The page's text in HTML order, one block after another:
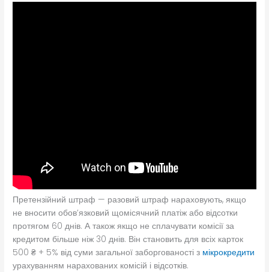
Претензійний штраф — разовий штраф нараховують, якщо
не вносити обов’язковий щомісячний платіж або відсотки
протягом 60 днів. А також якщо не сплачувати комісії за
кредитом більше ніж 30 днів. Він становить для всіх карток
500 ₴ + 5% від суми загальної заборгованості з мікрокредити
урахуванням нарахованих комісій і відсотків.